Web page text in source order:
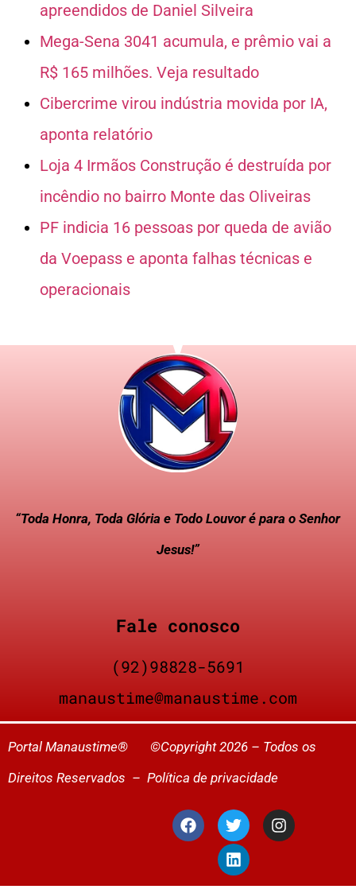
apreendidos de Daniel Silveira
Mega-Sena 3041 acumula, e prêmio vai a
R$ 165 milhões. Veja resultado
Cibercrime virou indústria movida por IA,
aponta relatório
Loja 4 Irmãos Construção é destruída por
incêndio no bairro Monte das Oliveiras
PF indicia 16 pessoas por queda de avião
da Voepass e aponta falhas técnicas e
operacionais
“Toda Honra, Toda Glória e Todo Louvor é para o Senhor
Jesus!”
Fale conosco
(92)98828-5691
manaustime@manaustime.com
Portal Manaustime® ©Copyright 2026 – Todos os
Direitos Reservados – Política de privacidade